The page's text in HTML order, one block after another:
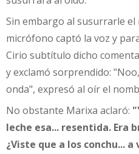
Sin embargo al susurrarle el
micrófono captó la voz y
Cirio subtítulo dicho
y exclamó sorprendido:
onda", expresó al oír el
No obstante Marixa aclaró:
leche esa... resentida. Era
¿Viste que a los conchu... a